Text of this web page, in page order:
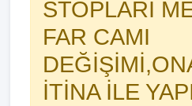
STOPLARI
FAR CAMI
İTİNA İLE